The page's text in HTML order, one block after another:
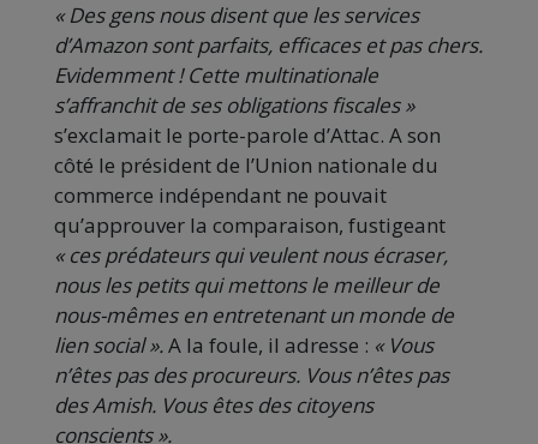
« Des gens nous disent que les services
d’Amazon sont parfaits, efficaces et pas chers.
Evidemment ! Cette multinationale
s’affranchit de ses obligations fiscales »
s’exclamait le porte-parole d’Attac. A son
côté le président de l’Union nationale du
commerce indépendant ne pouvait
qu’approuver la comparaison, fustigeant
« ces prédateurs qui veulent nous écraser,
nous les petits qui mettons le meilleur de
nous-mêmes en entretenant un monde de
lien social ».A la foule, il adresse : « Vous
n’êtes pas des procureurs. Vous n’êtes pas
des Amish. Vous êtes des citoyens
conscients ».